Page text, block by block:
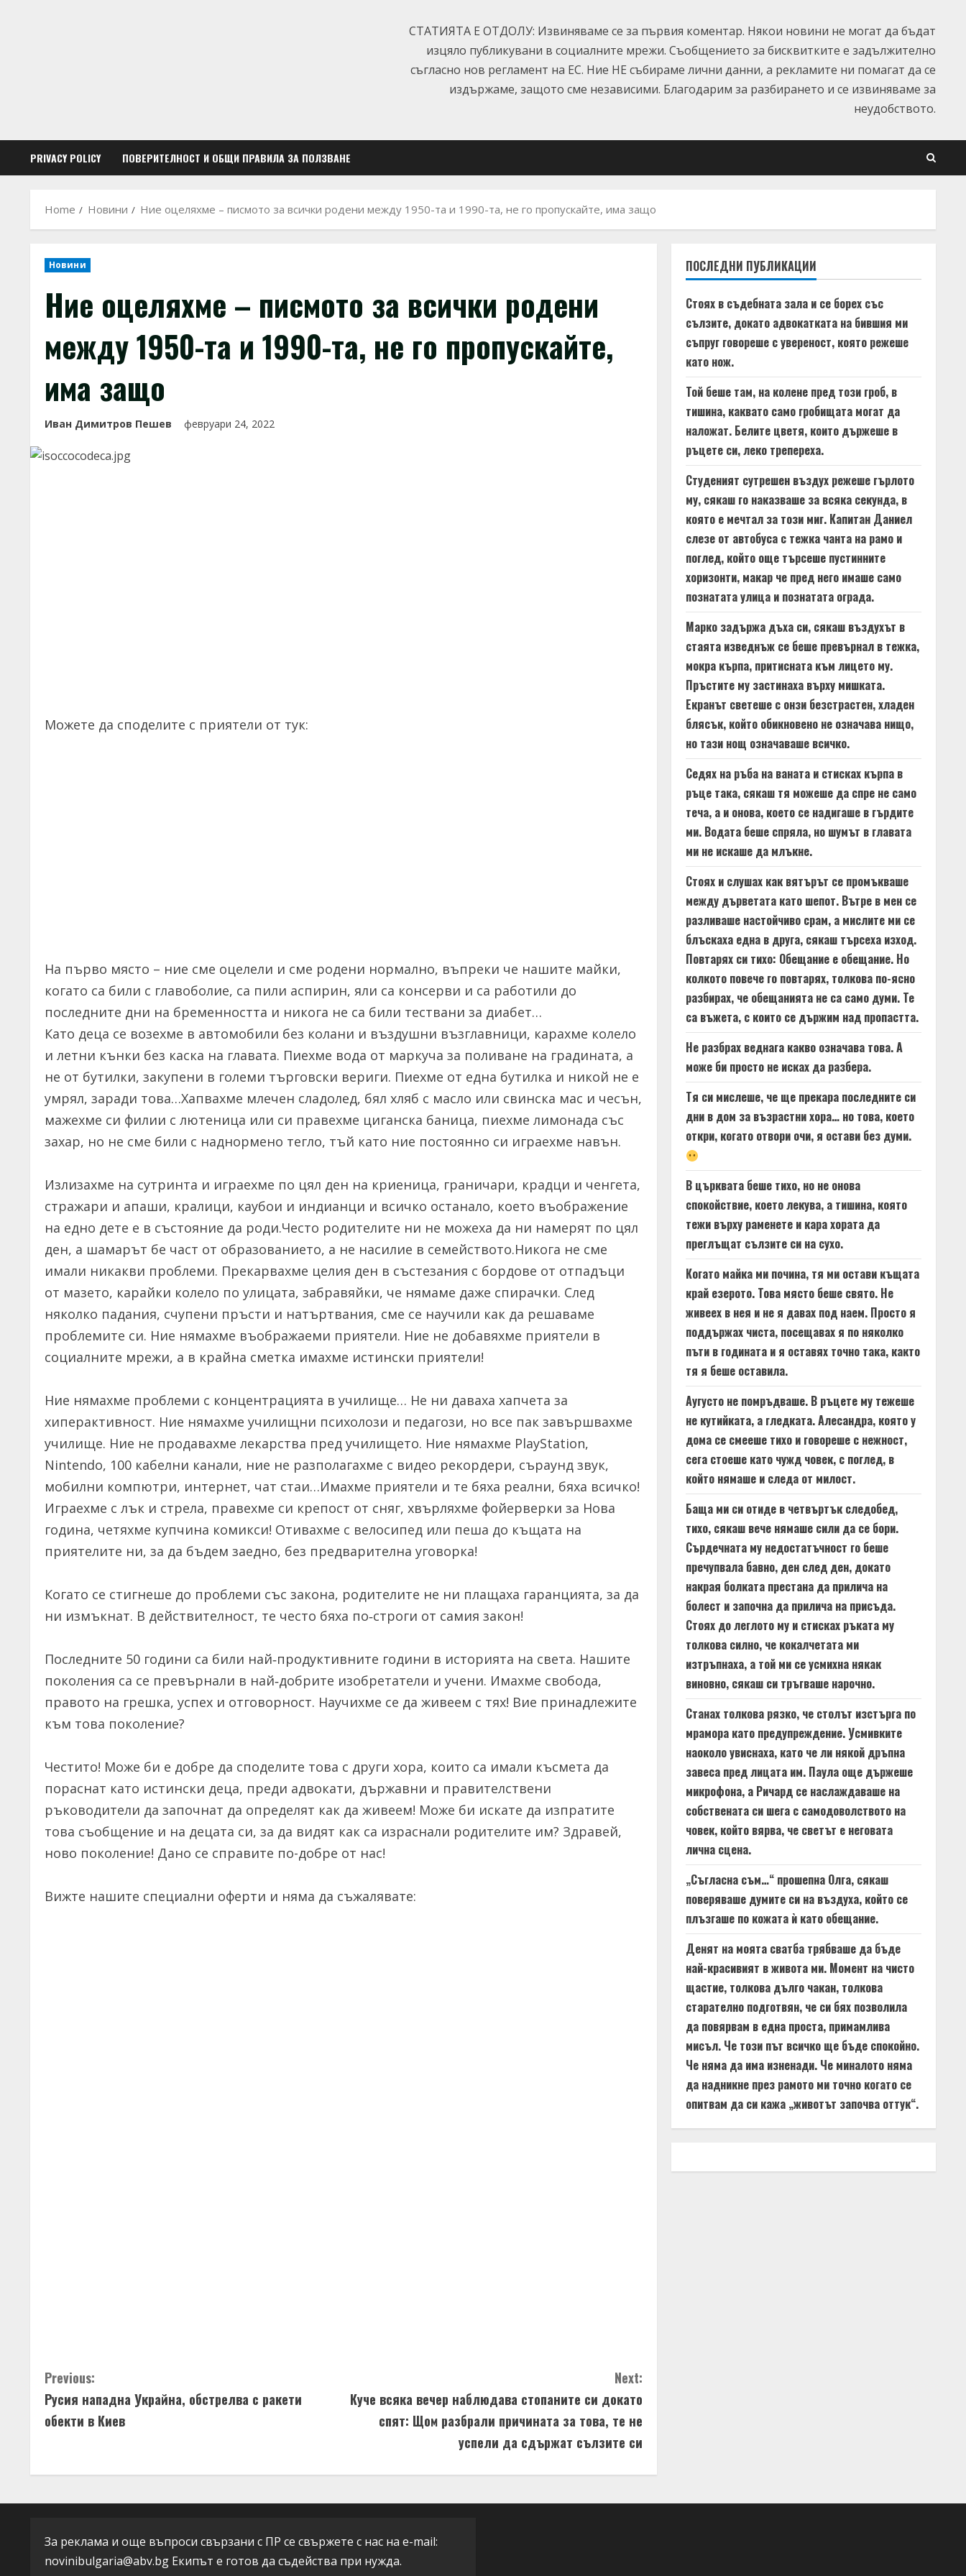
СТАТИЯТА Е ОТДОЛУ: Извиняваме се за първия коментар. Някои новини не могат да бъдат
изцяло публикувани в социалните мрежи. Съобщението за бисквитките е задължително
съгласно нов регламент на ЕС. Ние НЕ събираме лични данни, а рекламите ни помагат да се
издържаме, защото сме независими. Благодарим за разбирането и се извиняваме за
неудобството.
PRIVACY POLICY ПОВЕРИТЕЛНОСТ И ОБЩИ ПРАВИЛА ЗА ПОЛЗВАНЕ
Home Новини Ние оцеляхме – писмото за всички родени между 1950-та и 1990-та, не го пропускайте, има защо
Новини
Ние оцеляхме – писмото за всички родени
между 1950-та и 1990-та, не го пропускайте,
има защо
Иван Димитров Пешев февруари 24, 2022
Можете да споделите с приятели от тук:
На първо място – ние сме оцелели и сме родени нормално, въпреки че нашите майки,
когато са били с главоболие, са пили аспирин, яли са консерви и са работили до
последните дни на бременността и никога не са били тествани за диабет…
Като деца се возехме в автомобили без колани и въздушни възглавници, карахме колело
и летни кънки без каска на главата. Пиехме вода от маркуча за поливане на градината, а
не от бутилки, закупени в големи търговски вериги. Пиехме от една бутилка и никой не е
умрял, заради това…Хапвахме млечен сладолед, бял хляб с масло или свинска мас и чесън,
мажехме си филии с лютеница или си правехме циганска баница, пиехме лимонада със
захар, но не сме били с наднормено тегло, тъй като ние постоянно си играехме навън.
Излизахме на сутринта и играехме по цял ден на криеница, граничари, крадци и ченгета,
стражари и апаши, кралици, каубои и индианци и всичко останало, което въображение
на едно дете е в състояние да роди.Често родителите ни не можеха да ни намерят по цял
ден, а шамарът бе част от образованието, а не насилие в семейството.Никога не сме
имали никакви проблеми. Прекарвахме целия ден в състезания с бордове от отпадъци
от мазето, карайки колело по улицата, забравяйки, че нямаме даже спирачки. След
няколко падания, счупени пръсти и натъртвания, сме се научили как да решаваме
проблемите си. Ние нямахме въображаеми приятели. Ние не добавяхме приятели в
социалните мрежи, а в крайна сметка имахме истински приятели!
Ние нямахме проблеми с концентрацията в училище… Не ни даваха хапчета за
хиперактивност. Ние нямахме училищни психолози и педагози, но все пак завършвахме
училище. Ние не продавахме лекарства пред училището. Ние нямахме PlayStation,
Nintendo, 100 кабелни канали, ние не разполагахме с видео рекордери, съраунд звук,
мобилни компютри, интернет, чат стаи…Имахме приятели и те бяха реални, бяха всичко!
Играехме с лък и стрела, правехме си крепост от сняг, хвърляхме фойерверки за Нова
година, четяхме купчина комикси! Отивахме с велосипед или пеша до къщата на
приятелите ни, за да бъдем заедно, без предварителна уговорка!
Когато се стигнеше до проблеми със закона, родителите не ни плащаха гаранцията, за да
ни измъкнат. В действителност, те често бяха по‐строги от самия закон!
Последните 50 години са били най‐продуктивните години в историята на света. Нашите
поколения са се превърнали в най‐добрите изобретатели и учени. Имахме свобода,
правото на грешка, успех и отговорност. Научихме се да живеем с тях! Вие принадлежите
към това поколение?
Честито! Може би е добре да споделите това с други хора, които са имали късмета да
пораснат като истински деца, преди адвокати, държавни и правителствени
ръководители да започнат да определят как да живеем! Може би искате да изпратите
това съобщение и на децата си, за да видят как са израснали родителите им? Здравей,
ново поколение! Дано се справите по-добре от нас!
Вижте нашите специални оферти и няма да съжалявате:
C
o
t
i
n
u
Previous:
Русия нападна Украйна, обстрелва с ракети
обекти в Киев
Next:
Куче всяка вечер наблюдава стопаните си докато
спят: Щом разбрали причината за това, те не
успели да сдържат сълзите си
ПОСЛЕДНИ ПУБЛИКАЦИИ
Стоях в съдебната зала и се борех със
сълзите, докато адвокатката на бившия ми
съпруг говореше с увереност, която режеше
като нож.
Той беше там, на колене пред този гроб, в
тишина, каквато само гробищата могат да
наложат. Белите цветя, които държеше в
ръцете си, леко трепереха.
Студеният сутрешен въздух режеше гърлото
му, сякаш го наказваше за всяка секунда, в
която е мечтал за този миг. Капитан Даниел
слезе от автобуса с тежка чанта на рамо и
поглед, който още търсеше пустинните
хоризонти, макар че пред него имаше само
познатата улица и познатата ограда.
Марко задържа дъха си, сякаш въздухът в
стаята изведнъж се беше превърнал в тежка,
мокра кърпа, притисната към лицето му.
Пръстите му застинаха върху мишката.
Екранът светеше с онзи безстрастен, хладен
блясък, който обикновено не означава нищо,
но тази нощ означаваше всичко.
Седях на ръба на ваната и стисках кърпа в
ръце така, сякаш тя можеше да спре не само
теча, а и онова, което се надигаше в гърдите
ми. Водата беше спряла, но шумът в главата
ми не искаше да млъкне.
Стоях и слушах как вятърът се промъкваше
между дърветата като шепот. Вътре в мен се
разливаше настойчиво срам, а мислите ми се
блъскаха една в друга, сякаш търсеха изход.
Повтарях си тихо: Обещание е обещание. Но
колкото повече го повтарях, толкова по-ясно
разбирах, че обещанията не са само думи. Те
са въжета, с които се държим над пропастта.
Не разбрах веднага какво означава това. А
може би просто не исках да разбера.
Тя си мислеше, че ще прекара последните си
дни в дом за възрастни хора… но това, което
откри, когато отвори очи, я остави без думи.
В църквата беше тихо, но не онова
спокойствие, което лекува, а тишина, която
тежи върху раменете и кара хората да
преглъщат сълзите си на сухо.
Когато майка ми почина, тя ми остави къщата
край езерото. Това място беше свято. Не
живеех в нея и не я давах под наем. Просто я
поддържах чиста, посещавах я по няколко
пъти в годината и я оставях точно така, както
тя я беше оставила.
Аугусто не помръдваше. В ръцете му тежеше
не кутийката, а гледката. Алесандра, която у
дома се смееше тихо и говореше с нежност,
сега стоеше като чужд човек, с поглед, в
който нямаше и следа от милост.
Баща ми си отиде в четвъртък следобед,
тихо, сякаш вече нямаше сили да се бори.
Сърдечната му недостатъчност го беше
пречупвала бавно, ден след ден, докато
накрая болката престана да прилича на
болест и започна да прилича на присъда.
Стоях до леглото му и стисках ръката му
толкова силно, че кокалчетата ми
изтръпнаха, а той ми се усмихна някак
виновно, сякаш си тръгваше нарочно.
Станах толкова рязко, че столът изстърга по
мрамора като предупреждение. Усмивките
наоколо увиснаха, като че ли някой дръпна
завеса пред лицата им. Паула още държеше
микрофона, а Ричард се наслаждаваше на
собствената си шега с самодоволството на
човек, който вярва, че светът е неговата
лична сцена.
„Съгласна съм…“ прошепна Олга, сякаш
поверяваше думите си на въздуха, който се
плъзгаше по кожата ѝ като обещание.
Денят на моята сватба трябваше да бъде
най-красивият в живота ми. Момент на чисто
щастие, толкова дълго чакан, толкова
старателно подготвян, че си бях позволила
да повярвам в една проста, примамлива
мисъл. Че този път всичко ще бъде спокойно.
Че няма да има изненади. Че миналото няма
да надникне през рамото ми точно когато се
опитвам да си кажа „животът започва оттук“.
За реклама и още въпроси свързани с ПР се свържете с нас на e-mail:
novinibulgaria@abv.bg Екипът е готов да съдейства при нужда.